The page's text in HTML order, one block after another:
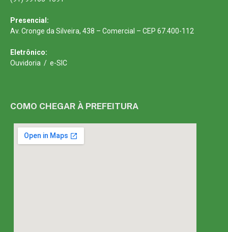
Presencial:
Av. Cronge da Silveira, 438 – Comercial – CEP 67.400-112
Eletrônico:
Ouvidoria / e-SIC
COMO CHEGAR À PREFEITURA